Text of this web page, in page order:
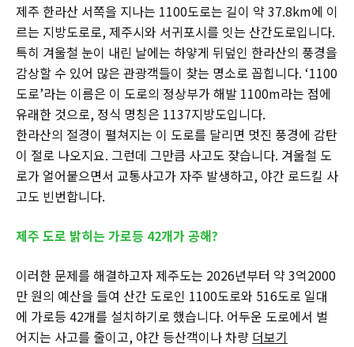
제주 한라산 서쪽을 지나는 1100도로는 길이 약 37.8km에 이
르는 지방도로로, 제주시와 서귀포시를 잇는 산간도로입니다.
특히 겨울철 눈이 내린 날에는 하얗게 뒤덮인 한라산의 풍경을
감상할 수 있어 많은 관광객들이 찾는 명소로 꼽힙니다. ‘1100
도로’라는 이름은 이 도로의 정상부가 해발 1100m라는 점에
유래한 것으로, 정식 명칭은 1137지방도입니다.
한라산의 절경이 펼쳐지는 이 도로를 달리면 멋진 풍경에 감탄
이 절로 나오지요. 그런데 그만큼 사고도 잦습니다. 겨울철 도
로가 얼어붙으면서 교통사고가 자주 발생하고, 야간 로드킬 사
고도 빈번합니다.
제주 도로 밝히는 가로등 42개가 공해?
이러한 문제를 해결하고자 제주도는 2026년부터 약 3억2000
만 원의 예산을 들여 산간 도로인 1100도로와 516도로 일대
에 가로등 42개를 설치하기로 했습니다. 어두운 도로에서 벌
어지는 사고를 줄이고, 야간 등산객이나 차량 더보기